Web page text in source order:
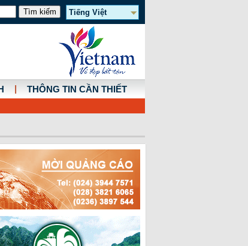
Tiếng Việt
THÔNG TIN CẦN THIẾT